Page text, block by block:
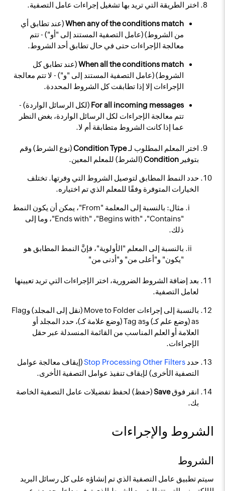
اختر الطريقة التي تريد بها تشغيل إجراءات عامل التصفية.
When any of the conditions match(عند تطابق أي
من الشروط) (عامل التصفية المستند إلى "أو") - تتم
معالجة الإجراءات حتى في حال تطابق أحد الشروط.
When all the conditions match(عند تطابق كل
الشروط) (عامل التصفية المستند إلى "و") - لا تتم معالجة
الإجراءات إلا إذا تطابقت كل الشروط المحددة.
For all incoming messages (لكل الرسائل الواردة) -
تتم معالجة الإجراءات لكل الرسائل الواردة، بغض النظر
عما إذا كانت الشروط متطابقة أم لا.
اختر المعلم المطلوب لـCondition Type(نوع الشرط) وقم
بتوفيرCondition(الشرط) للمعلم المعين.
حدد النمط المطابق لتوصيل الشروط التي وفرتها. تختلف
الخيارات المتوفرة وفقًا للمعلم الذي تم اختياره.
مثال: بالنسبة إلى المعلمة "From"، يمكن أن يكون النمط
"Contains"،‏ "Begins with"،‏ "Ends with"، وما إلى
ذلك.
بالنسبة إلى المعلم "الأولوية"، فإنَّ النمط المطابق هو
"يكون" و"أعلى من" و"أدنى من"
بعد إضافة الشروط الضرورية، اختر الإجراءات التي تريد تعيينها
لعامل التصفية.
بالنسبة إلى إجراءات Move to Folder (نقل إلى المجلد) وFlag
as (وضع علم كـ) وTag as (وضع علامة كـ)، حدد المجلد أو
العلامة أو العلم المناسب من القائمة المنسدلة عبر حقل
الإجراءات.
حددStop Processing Other Filters(إيقاف معالجة عوامل
التصفية الأخرى) لإيقاف تنفيذ عوامل التصفية الأخرى.
انقر فوقSave(حفظ) لحفظ تفضيلات عامل التصفية الخاصة
بك.
الشروط والإجراءات
الشروط
سيتم تطبيق عامل التصفية الذي تم إنشاؤه على كل رسائل البريد